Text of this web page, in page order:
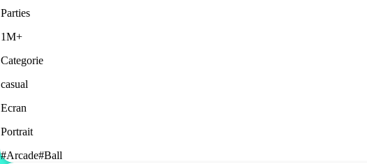
Parties
1M+
Categorie
casual
Ecran
Portrait
#Arcade#Ball